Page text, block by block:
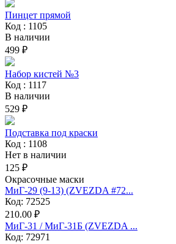
Пинцет прямой
Код : 1105
В наличии
499 ₽
Набор кистей №3
Код : 1117
В наличии
529 ₽
Подставка под краски
Код : 1108
Нет в наличии
125 ₽
Окрасочные маски
МиГ-29 (9-13) (ZVEZDA #72...
Код: 72525
210.00 ₽
МиГ-31 / МиГ-31Б (ZVEZDA ...
Код: 72971